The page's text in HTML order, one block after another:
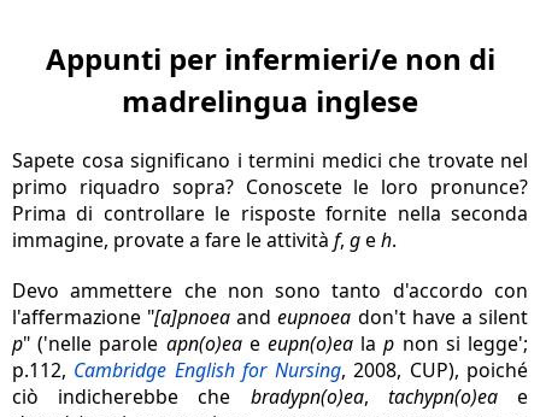
Appunti per infermieri/e non di
madrelingua inglese
Sapete cosa significano i termini medici che trovate nel
primo riquadro sopra? Conoscete le loro pronunce?
Prima di controllare le risposte fornite nella seconda
immagine, provate a fare le attività f, geh.
Devo ammettere che non sono tanto d'accordo con
l'affermazione "[a]pnoea andeupnoea don't have a silent
p" ('nelle parole apn(o)eaeeupn(o)ea lap non si legge';
p.112, Cambridge English for Nursing, 2008, CUP), poiché
ciò indicherebbe che bradypn(o)ea, tachypn(o)eae